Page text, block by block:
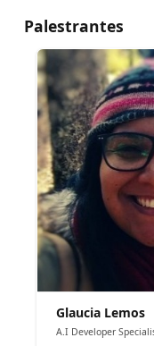
Palestrantes
Glaucia Lemos
A.I Developer